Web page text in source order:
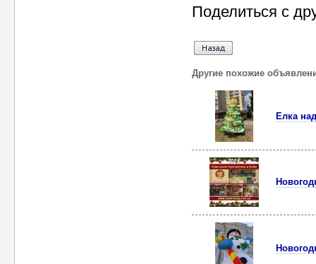
Поделиться с
Другие похожие
Елка